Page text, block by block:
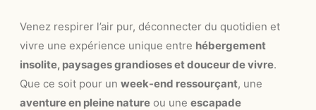
Venez respirer l’air pur, déconnecter du quotidien et
vivre une expérience unique entre hébergement
insolite, paysages grandioses et douceur de vivre.
Que ce soit pour un week-end ressourçant, une
aventure en pleine nature ou une escapade